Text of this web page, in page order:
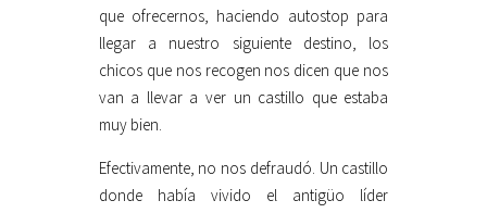
que ofrecernos, haciendo autostop para
llegar a nuestro siguiente destino, los
chicos que nos recogen nos dicen que nos
van a llevar a ver un castillo que estaba
muy bien.
Efectivamente, no nos defraudó. Un castillo
donde había vivido el antigüo líder